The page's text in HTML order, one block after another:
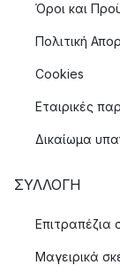
Όροι και
Πολιτική
Cookies
Εταιρικές
Δικαίωμα
ΣΥΛΛΟΓΉ
Επιτραπέζια
Μαγειρικά